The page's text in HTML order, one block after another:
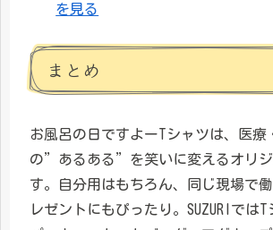
を見る
まとめ
お風呂の日ですよーTシャツは、医療
の”あるある”を笑いに変えるオリジ
す。自分用はもちろん、同じ現場で
レゼントにもぴったり。SUZURIでは